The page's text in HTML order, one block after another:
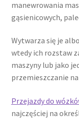
manewrowania
gąsienicowych,
Wytwarza się je
wtedy ich rozstaw
maszyny lub jako
przemieszczanie
Przejazdy do
najczęściej na